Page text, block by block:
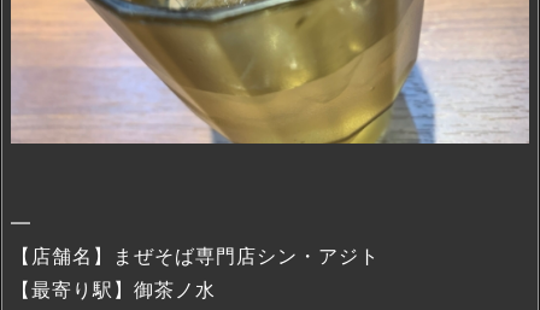
—
【店舗名】まぜそば専門店シン・アジト
【最寄り駅】御茶ノ水